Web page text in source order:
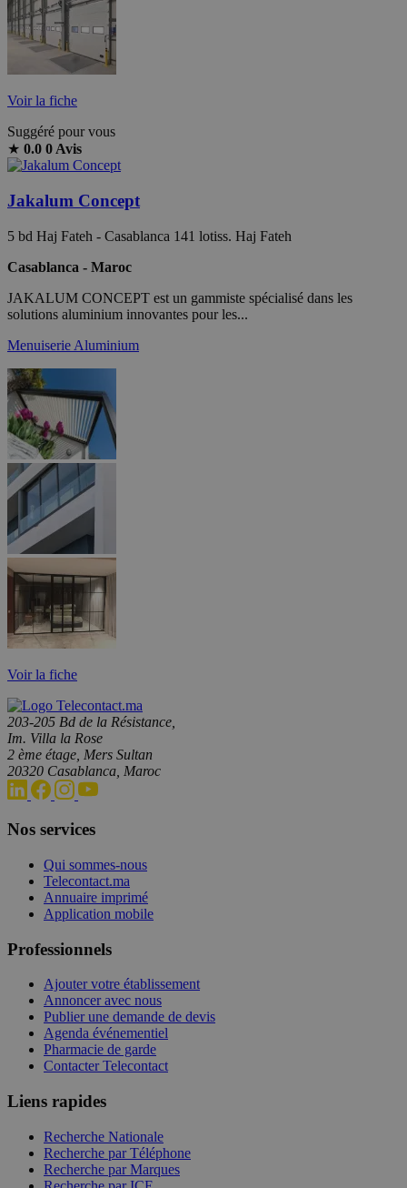
Voir la fiche
Suggéré pour vous
★ 0.0 0 Avis
Jakalum Concept
5 bd Haj Fateh - Casablanca 141 lotiss. Haj Fateh
Casablanca - Maroc
JAKALUM CONCEPT est un gammiste spécialisé dans les
solutions aluminium innovantes pour les...
Menuiserie Aluminium
Voir la fiche
203-205 Bd de la Résistance,
Im. Villa la Rose
2 ème étage, Mers Sultan
20320 Casablanca, Maroc
Nos services
Qui sommes-nous
Telecontact.ma
Annuaire imprimé
Application mobile
Professionnels
Ajouter votre établissement
Annoncer avec nous
Publier une demande de devis
Agenda événementiel
Pharmacie de garde
Contacter Telecontact
Liens rapides
Recherche Nationale
Recherche par Téléphone
Recherche par Marques